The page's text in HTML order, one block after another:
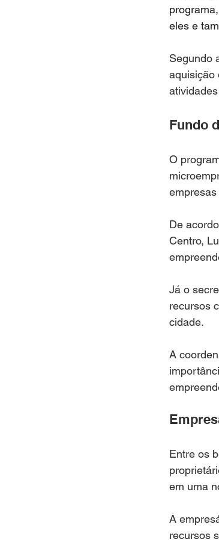
eles e
Segundo
aquisição
Fundo
O
De
Centro,
Já o
recursos
cidade.
A
Entre os
em uma
A
recursos